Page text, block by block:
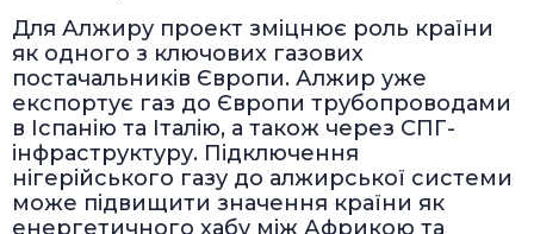
Для Алжиру проект зміцнює роль країни
як одного з ключових газових
постачальників Європи. Алжир уже
експортує газ до Європи трубопроводами
в Іспанію та Італію, а також через СПГ-
інфраструктуру. Підключення
нігерійського газу до алжирської системи
може підвищити значення країни як
енергетичного хабу між Африкою та